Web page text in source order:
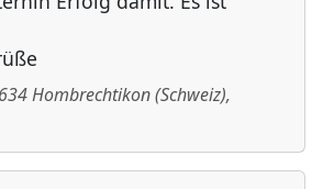
Hombrechtikon(Schweiz),